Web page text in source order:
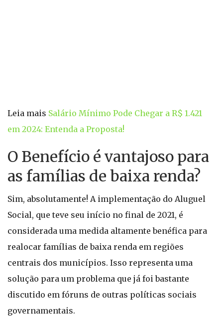
Leia mais Salário Mínimo Pode Chegar a R$ 1.421
em 2024: Entenda a Proposta!
O Benefício é vantajoso para
as famílias de baixa renda?
Sim, absolutamente! A implementação do Aluguel
Social, que teve seu início no final de 2021, é
considerada uma medida altamente benéfica para
realocar famílias de baixa renda em regiões
centrais dos municípios. Isso representa uma
solução para um problema que já foi bastante
discutido em fóruns de outras políticas sociais
governamentais.